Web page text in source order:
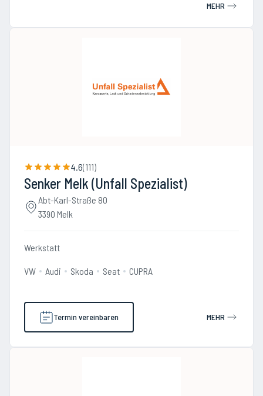
MEHR
4.6(111)
Senker Melk (Unfall Spezialist)
Abt-Karl-Straße 80
3390 Melk
Werkstatt
VW Audi Skoda Seat CUPRA
Termin vereinbaren MEHR